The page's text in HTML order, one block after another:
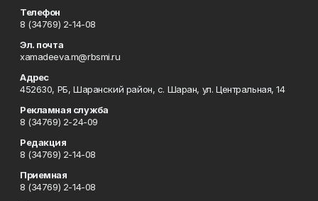
Телефон
8 (34769) 2-14-08
Эл. почта
xamadeeva.m@rbsmi.ru
Адрес
452630, РБ, Шаранский район, с. Шаран, ул. Центральная, 14
Рекламная служба
8 (34769) 2-24-09
Редакция
8 (34769) 2-14-08
Приемная
8 (34769) 2-14-08